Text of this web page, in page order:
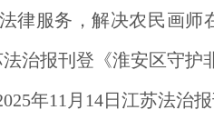
律服务，解决农民画
法治报刊登《淮安区守
年11月14日江苏法治